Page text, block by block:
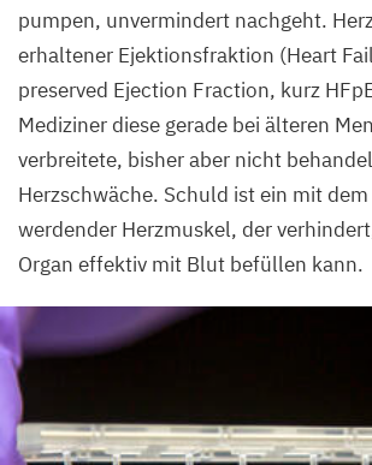
pumpen, unvermindert nachgeht.
erhaltener Ejektionsfraktion (Heart
preserved Ejection Fraction, kurz
Mediziner diese gerade bei älteren
verbreitete, bisher aber nicht
Herzschwäche. Schuld ist ein mit
werdender Herzmuskel, der
Organ effektiv mit Blut befüllen kann.